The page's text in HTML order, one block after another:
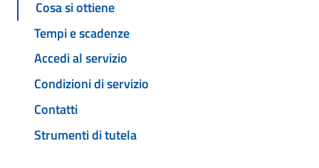
Cosa si ottiene
Tempi e scadenze
Accedi al servizio
Condizioni di servizio
Contatti
Strumenti di tutela